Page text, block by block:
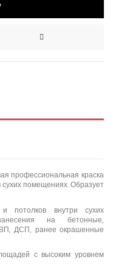
профессиональная краска
помещениях. Образует
потолков внутри сухих
на бетонные,
ДСП, ранее окрашенные
с высоким уровнем